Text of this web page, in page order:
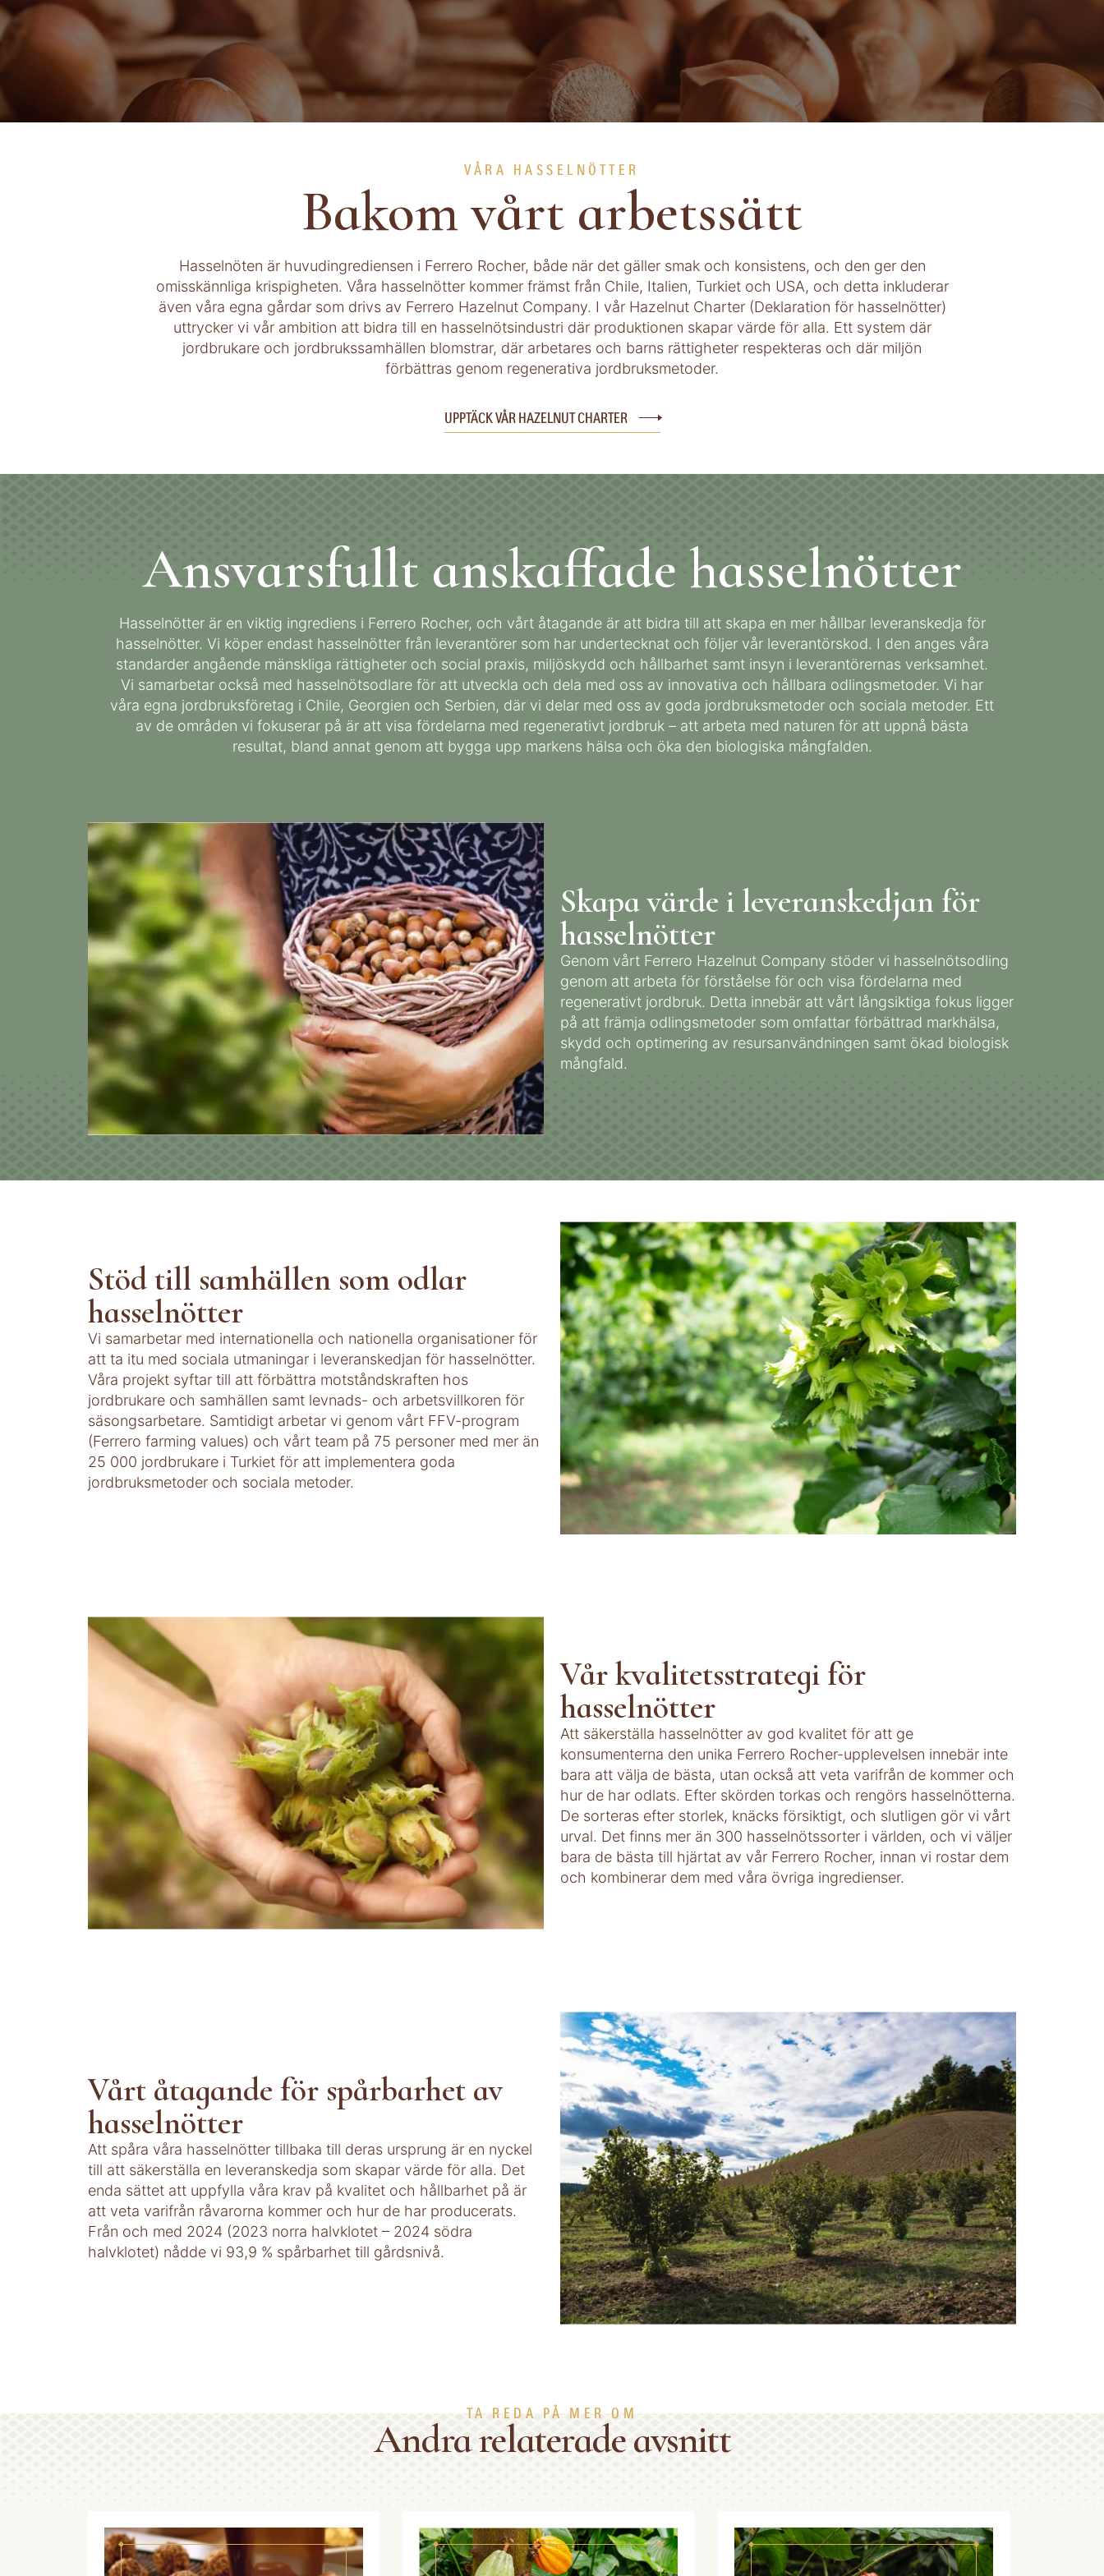
VÅRA HASSELNÖTTER
Bakom vårt arbetssätt
Hasselnöten är huvudingrediensen i Ferrero Rocher, både när det gäller smak och konsistens, och den ger den
omisskännliga krispigheten. Våra hasselnötter kommer främst från Chile, Italien, Turkiet och USA, och detta inkluderar
även våra egna gårdar som drivs av Ferrero Hazelnut Company. I vår Hazelnut Charter (Deklaration för hasselnötter)
uttrycker vi vår ambition att bidra till en hasselnötsindustri där produktionen skapar värde för alla. Ett system där
jordbrukare och jordbrukssamhällen blomstrar, där arbetares och barns rättigheter respekteras och där miljön
förbättras genom regenerativa jordbruksmetoder.
UPPTÄCK VÅR HAZELNUT CHARTER
Ansvarsfullt anskaffade hasselnötter
Hasselnötter är en viktig ingrediens i Ferrero Rocher, och vårt åtagande är att bidra till att skapa en mer hållbar leveranskedja för
hasselnötter. Vi köper endast hasselnötter från leverantörer som har undertecknat och följer vår leverantörskod. I den anges våra
standarder angående mänskliga rättigheter och social praxis, miljöskydd och hållbarhet samt insyn i leverantörernas verksamhet.
Vi samarbetar också med hasselnötsodlare för att utveckla och dela med oss av innovativa och hållbara odlingsmetoder. Vi har
våra egna jordbruksföretag i Chile, Georgien och Serbien, där vi delar med oss av goda jordbruksmetoder och sociala metoder. Ett
av de områden vi fokuserar på är att visa fördelarna med regenerativt jordbruk – att arbeta med naturen för att uppnå bästa
resultat, bland annat genom att bygga upp markens hälsa och öka den biologiska mångfalden.
Skapa värde i leveranskedjan för
hasselnötter
Genom vårt Ferrero Hazelnut Company stöder vi hasselnötsodling
genom att arbeta för förståelse för och visa fördelarna med
regenerativt jordbruk. Detta innebär att vårt långsiktiga fokus ligger
på att främja odlingsmetoder som omfattar förbättrad markhälsa,
skydd och optimering av resursanvändningen samt ökad biologisk
mångfald.
Stöd till samhällen som odlar
hasselnötter
Vi samarbetar med internationella och nationella organisationer för
att ta itu med sociala utmaningar i leveranskedjan för hasselnötter.
Våra projekt syftar till att förbättra motståndskraften hos
jordbrukare och samhällen samt levnads- och arbetsvillkoren för
säsongsarbetare. Samtidigt arbetar vi genom vårt FFV-program
(Ferrero farming values) och vårt team på 75 personer med mer än
25 000 jordbrukare i Turkiet för att implementera goda
jordbruksmetoder och sociala metoder.
Vår kvalitetsstrategi för
hasselnötter
Att säkerställa hasselnötter av god kvalitet för att ge
konsumenterna den unika Ferrero Rocher-upplevelsen innebär inte
bara att välja de bästa, utan också att veta varifrån de kommer och
hur de har odlats. Efter skörden torkas och rengörs hasselnötterna.
De sorteras efter storlek, knäcks försiktigt, och slutligen gör vi vårt
urval. Det finns mer än 300 hasselnötssorter i världen, och vi väljer
bara de bästa till hjärtat av vår Ferrero Rocher, innan vi rostar dem
och kombinerar dem med våra övriga ingredienser.
Vårt åtagande för spårbarhet av
hasselnötter
Att spåra våra hasselnötter tillbaka till deras ursprung är en nyckel
till att säkerställa en leveranskedja som skapar värde för alla. Det
enda sättet att uppfylla våra krav på kvalitet och hållbarhet på är
att veta varifrån råvarorna kommer och hur de har producerats.
Från och med 2024 (2023 norra halvklotet – 2024 södra
halvklotet) nådde vi 93,9 % spårbarhet till gårdsnivå.
TA REDA PÅ MER OM
Andra relaterade avsnitt